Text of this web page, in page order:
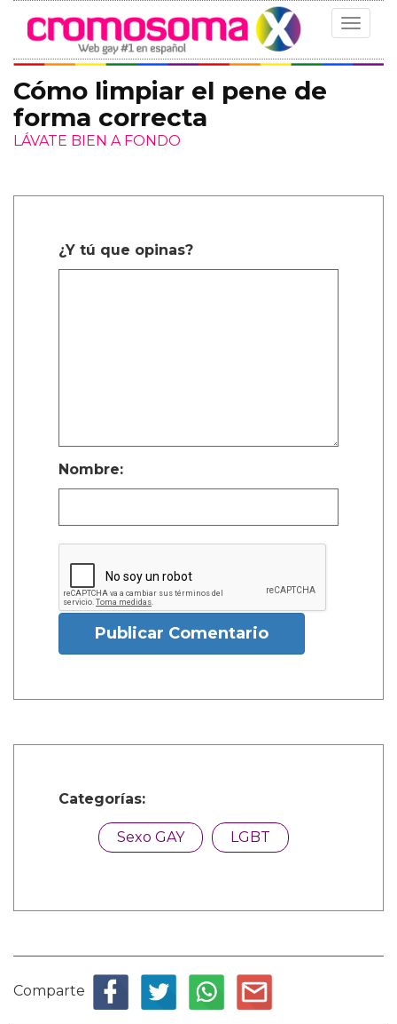
Toggle
Cómo limpiar el pene de
forma correcta
LÁVATE BIEN A FONDO
¿Y tú que opinas?
Nombre:
Publicar Comentario
Categorías:
Sexo GAY LGBT
Comparte